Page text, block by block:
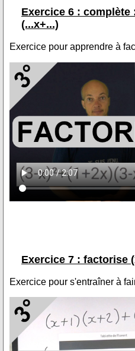
Exercice 6 : complète
(...x+...)
Exercice pour apprendre à
Exercice 7 : factorise
Exercice pour s'entraîner à